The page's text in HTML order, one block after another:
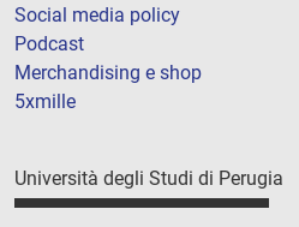
Social media policy
Podcast
Merchandising e shop
5xmille
Università degli Studi di Perugia